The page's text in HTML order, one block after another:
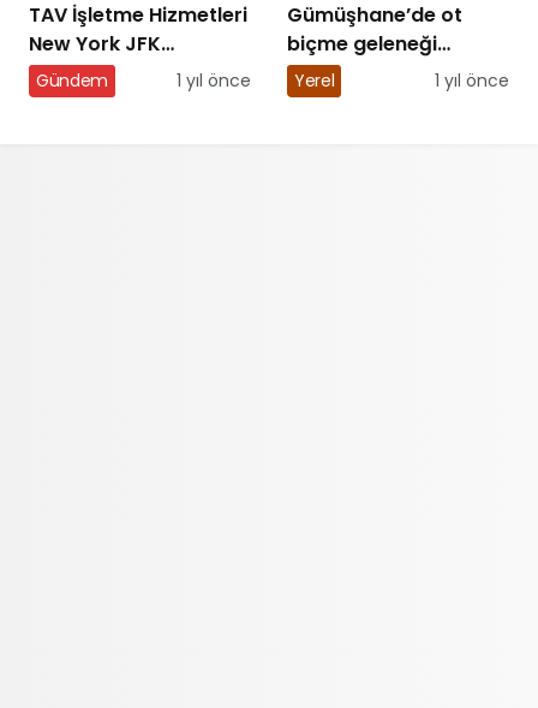
TAV İşletme Hizmetleri
New York JFK
Havalimanı’nda
üçüncü yolcu
Gündem 1 yıl önce
Gümüşhane’de ot
biçme geleneği
değişti, tırpanlar
müzeye kalktı
Yerel 1 yıl önce